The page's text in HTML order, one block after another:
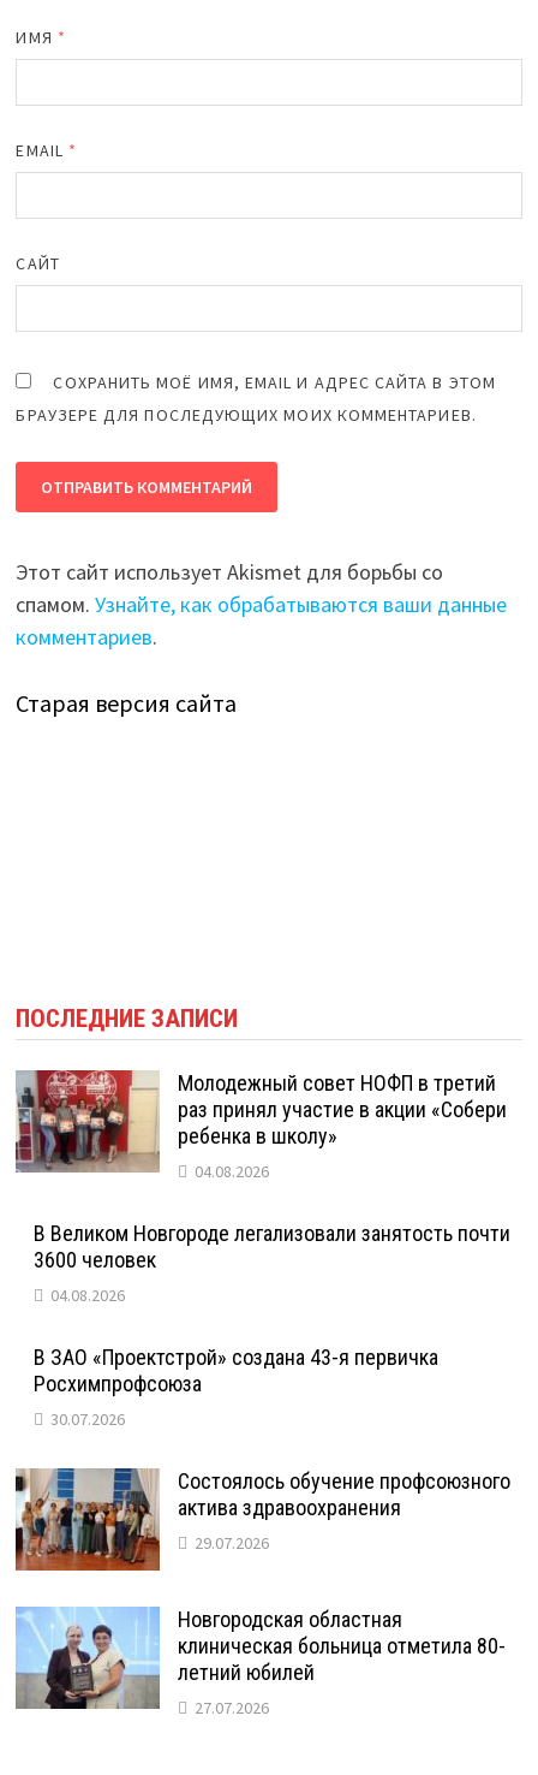
ИМЯ *
EMAIL *
САЙТ
СОХРАНИТЬ МОЁ ИМЯ, EMAIL И АДРЕС САЙТА В ЭТОМ
БРАУЗЕРЕ ДЛЯ ПОСЛЕДУЮЩИХ МОИХ КОММЕНТАРИЕВ.
Этот сайт использует Akismet для борьбы со
спамом.Узнайте, как обрабатываются ваши данные
комментариев.
Старая версия сайта
ПОСЛЕДНИЕ ЗАПИСИ
Молодежный совет НОФП в третий
раз принял участие в акции «Собери
ребенка в школу»
04.08.2026
В Великом Новгороде легализовали занятость почти
3600 человек
04.08.2026
В ЗАО «Проектстрой» создана 43-я первичка
Росхимпрофсоюза
30.07.2026
Состоялось обучение профсоюзного
актива здравоохранения
29.07.2026
Новгородская областная
клиническая больница отметила 80-
летний юбилей
27.07.2026